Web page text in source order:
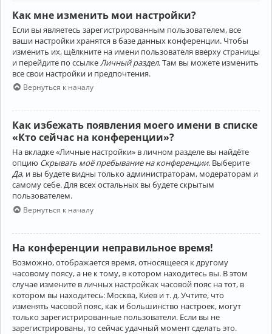
Как мне изменить мои настройки?
Если вы являетесь зарегистрированным пользователем, все
ваши настройки хранятся в базе данных конференции. Чтобы
изменить их, щёлкните на имени пользователя вверху страницы
и перейдите по ссылке Личный раздел. Там вы можете изменить
все свои настройки и предпочтения.
Вернуться к началу
Как избежать появления моего имени в списке
«Кто сейчас на конференции»?
На вкладке «Личные настройки» в личном разделе вы найдёте
опцию Скрывать моё пребывание на конференции. Выберите
Да, и вы будете видны только администраторам, модераторам и
самому себе. Для всех остальных вы будете скрытым
пользователем.
Вернуться к началу
На конференции неправильное время!
Возможно, отображается время, относящееся к другому
часовому поясу, а не к тому, в котором находитесь вы. В этом
случае измените в личных настройках часовой пояс на тот, в
котором вы находитесь: Москва, Киев и т. д. Учтите, что
изменять часовой пояс, как и большинство настроек, могут
только зарегистрированные пользователи. Если вы не
зарегистрированы, то сейчас удачный момент сделать это.